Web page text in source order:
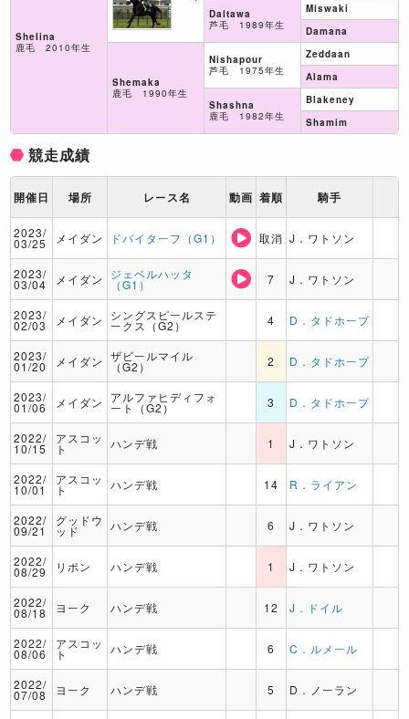
Shelina
鹿毛 2010年生
Shemaka
鹿毛 1990年生
Daltawa
芦毛 1989年生
Nishapour
芦毛 1975年生
Shashna
鹿毛 1982年生
Miswaki
Damana
Zeddaan
Alama
Blakeney
Shamim
競走成績
開催日 場所 レース名 動画 着順 騎手
2023/
03/25 メイダン ドバイターフ（G1） 取消 J．ワトソン
2023/
03/04 メイダン ジェベルハッタ
（G1） 7 J．ワトソン
2023/
02/03 メイダン シングスピールステ
ークス（G2） 4 D．タドホープ
2023/
01/20 メイダン ザビールマイル
（G2） 2 D．タドホープ
2023/
01/06 メイダン アルファヒディフォ
ート（G2） 3 D．タドホープ
2022/
10/15
アスコッ
ト ハンデ戦 1 J．ワトソン
2022/
10/01
アスコッ
ト ハンデ戦 14 R．ライアン
2022/
09/21
グッドウ
ッド ハンデ戦 6 J．ワトソン
2022/
08/29 リポン ハンデ戦 1 J．ワトソン
2022/
08/18 ヨーク ハンデ戦 12 J．ドイル
2022/
08/06
アスコッ
ト ハンデ戦 6 C．ルメール
2022/
07/08 ヨーク ハンデ戦 5 D．ノーラン